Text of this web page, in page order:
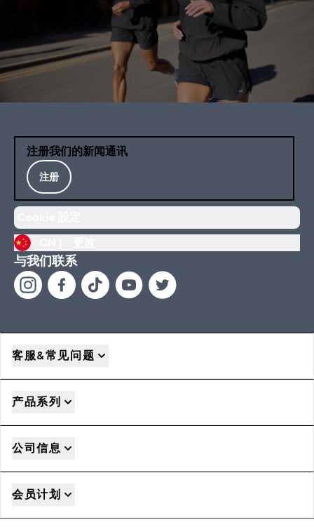
注册我们的新闻通讯
注册
与我们联系
客服&常见问题
产品系列
公司信息
会员计划